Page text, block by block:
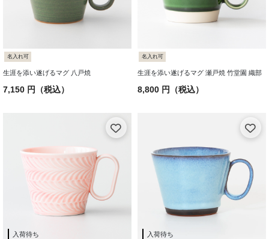
名入れ可
生涯を添い遂げるマグ 八戸焼
7,150 円（税込）
名入れ可
生涯を添い遂げるマグ 瀬戸焼 竹堂園 織部
8,800 円（税込）
入荷待ち 入荷待ち